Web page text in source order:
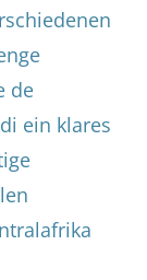
de
ein klares